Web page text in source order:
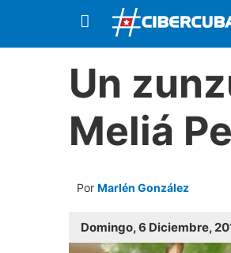
Un
Meliá
Por Marlén González
Domingo, 6 Diciembre,